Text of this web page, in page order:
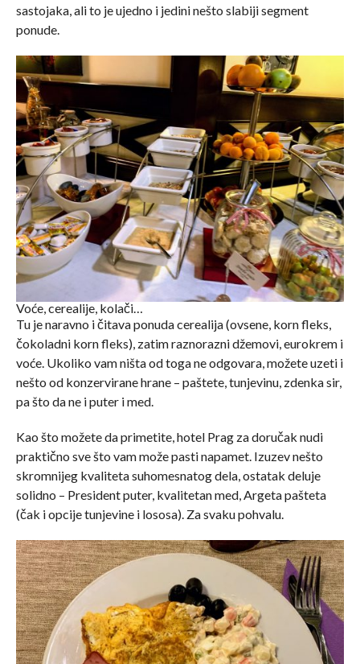
sastojaka, ali to je ujedno i jedini nešto slabiji segment
ponude.
Voće, cerealije, kolači…
Tu je naravno i čitava ponuda cerealija (ovsene, korn fleks,
čokoladni korn fleks), zatim raznorazni džemovi, eurokrem i
voće. Ukoliko vam ništa od toga ne odgovara, možete uzeti i
nešto od konzervirane hrane – paštete, tunjevinu, zdenka sir,
pa što da ne i puter i med.
Kao što možete da primetite, hotel Prag za doručak nudi
praktično sve što vam može pasti napamet. Izuzev nešto
skromnijeg kvaliteta suhomesnatog dela, ostatak deluje
solidno – President puter, kvalitetan med, Argeta pašteta
(čak i opcije tunjevine i lososa). Za svaku pohvalu.